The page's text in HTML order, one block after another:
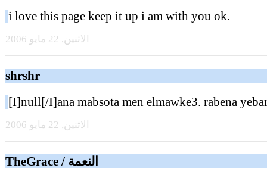
i love this page keep it up i am with you ok.
الاثنين, 22 مايو 2006
shrshr
[I]null[/I]ana mabsota men elmawke3. rabena
الاثنين, 22 مايو 2006
TheGrace / النعمة